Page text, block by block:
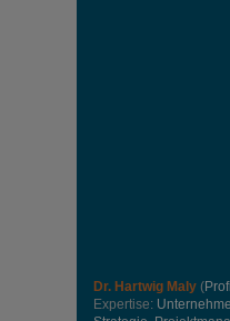
Dr. Hartwig Maly (Profil
Expertise: